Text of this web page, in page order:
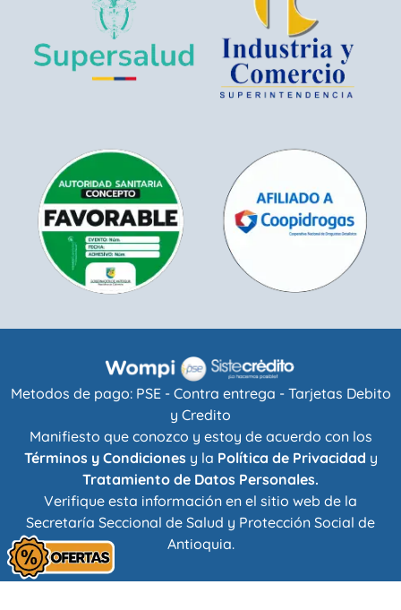
Metodos de pago: PSE - Contra entrega - Tarjetas Debito
y Credito
Manifiesto que conozco y estoy de acuerdo con los
Términos y Condicionesy la Política de Privacidad y
Tratamiento de Datos Personales.
Verifique esta información en el sitio web de la
Secretaría Seccional de Salud y Protección Social de
Antioquia.